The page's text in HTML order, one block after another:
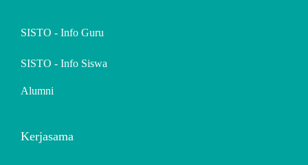
SISTO - Info Guru
SISTO - Info Siswa
Alumni
Kerjasama